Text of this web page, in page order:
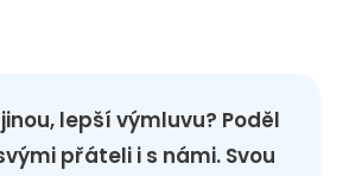
lepší výmluvu? Poděl
přáteli i s námi. Svou